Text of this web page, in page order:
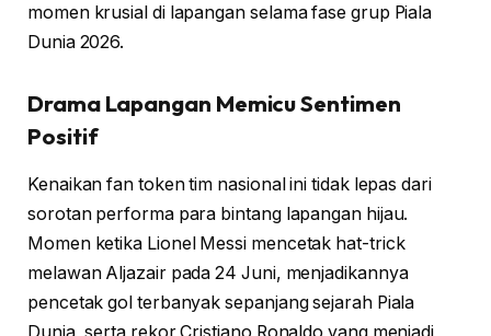
momen krusial di lapangan selama fase grup Piala
Dunia 2026.
Drama Lapangan Memicu Sentimen
Positif
Kenaikan fan token tim nasional ini tidak lepas dari
sorotan performa para bintang lapangan hijau.
Momen ketika Lionel Messi mencetak hat-trick
melawan Aljazair pada 24 Juni, menjadikannya
pencetak gol terbanyak sepanjang sejarah Piala